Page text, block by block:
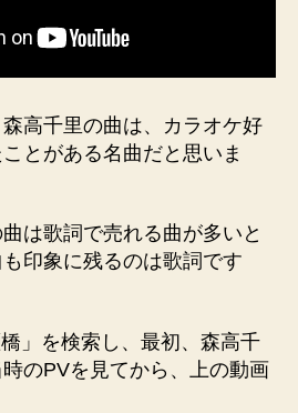
高千里の曲は、カラオケ好
とがある名曲だと思いま
は歌詞で売れる曲が多いと
印象に残るのは歌詞です
」を検索し、最初、森高千
のPVを見てから、上の動画